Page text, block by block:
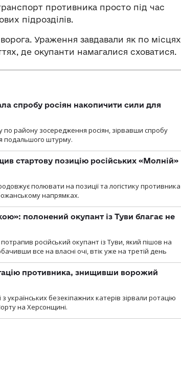
противника просто під час
підрозділів.
Ураження завдавали як по місцях
де окупанти намагалися сховатися.
спробу росіян накопичити сили для
по району зосередження росіян, зірвавши спробу
подальшого штурму.
стартову позицію російських «Молній»
полювати на позиції та логістику противника
напрямках.
полонений окупант із Туви благає не
російський окупант із Туви, який пішов на
все на власні очі, втік уже на третій день
противника, знищивши ворожий
українських безекіпажних катерів зірвали ротацію
на Херсонщині.